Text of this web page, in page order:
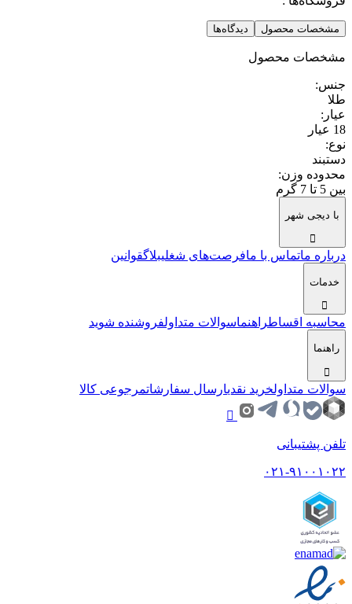
مشخصات محصول دیدگاه‌ها
مشخصات محصول
جنس:
طلا
عیار :
18 عیار
نوع:
دستبند
محدوده وزن:
بین 5 تا 7 گرم
با دیجی شهر
درباره ماتماس با مافرصت‌های شغلیبلاگقوانین
خدمات
محاسبه اقساطراهنماسوالات متداولفروشنده شوید
راهنما
سوالات متداولخرید نقدیارسال سفارشاتمرجوعی کالا
تلفن پشتیبانی
۰۲۱-۹۱۰۰۱۰۲۲